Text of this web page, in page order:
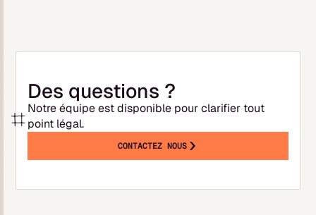
Des questions ?
Notre équipe est disponible pour clarifier tout
point légal.
CONTACTEZ NOUS